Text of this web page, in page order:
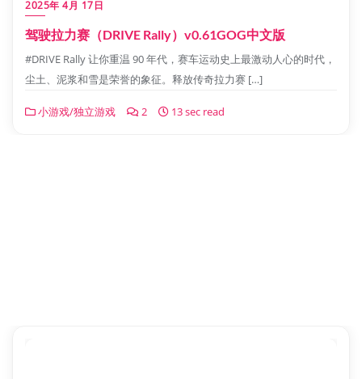
2025年 4月 17日
驾驶拉力赛（DRIVE Rally）v0.61GOG中文版
#DRIVE Rally 让你重温 90 年代，赛车运动史上最激动人心的时代，
尘土、泥浆和雪是荣誉的象征。释放传奇拉力赛 […]
小游戏/独立游戏 2 13 sec read